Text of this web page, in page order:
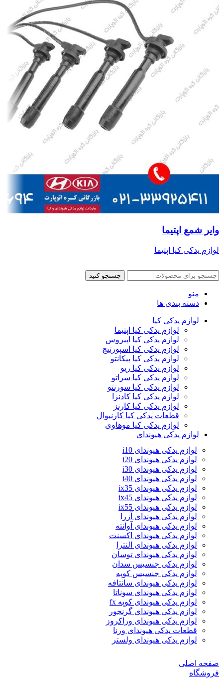
وایر شمع اپتیما
لوازم یدکی کیا اپتیما
جستجو کنید
منو
دسته بندی ها
لوازم یدکی کیا
لوازم یدکی کیا اپتیما
لوازم یدکی کیا اپیروس
لوازم یدکی کیا اسپورتیج
لوازم یدکی کیا پیکانتو
لوازم یدکی کیا ریو
لوازم یدکی کیا سراتو
لوازم یدکی کیا سورنتو
لوازم یدکی کیا کادنزا
لوازم یدکی کیا کارنز
قطعات یدکی کیا کارنیوال
لوازم یدکی کیا موهاوی
لوازم یدکی هیوندای
لوازم یدکی هیوندای i10
لوازم یدکی هیوندای i20
لوازم یدکی هیوندای i30
لوازم یدکی هیوندای i40
لوازم یدکی هیوندای ix35
لوازم یدکی هیوندای ix45
لوازم یدکی هیوندای ix55
لوازم یدکی هیوندای آزرا
لوازم یدکی هیوندای آوانته
لوازم یدکی هیوندای اکسنت
لوازم یدکی هیوندای النترا
لوازم یدکی هیوندای توسان
لوازم یدکی جنسیس سدان
لوازم یدکی جنسیس کوپه
لوازم یدکی هیوندای سانتافه
لوازم یدکی هیوندای سوناتا
لوازم یدکی هیوندای کوپه fx
لوازم یدکی هیوندای گرنجور
لوازم یدکی هیوندای وراکروز
قطعات یدکی هیوندای ورنا
لوازم یدکی هیوندای ولستر
صفحه اصلی
فروشگاه